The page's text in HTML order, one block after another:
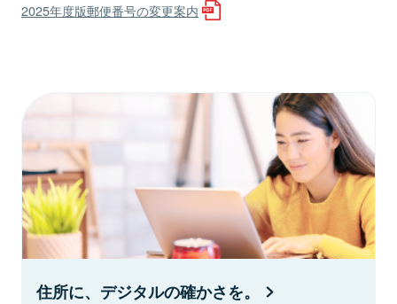
2025年度版郵便番号の変更案内
住所に、デジタルの確かさを。